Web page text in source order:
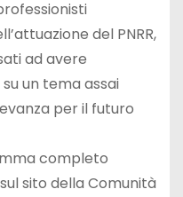
del PNRR,
ad avere
un tema assai
per il futuro
completo
sito della Comunità